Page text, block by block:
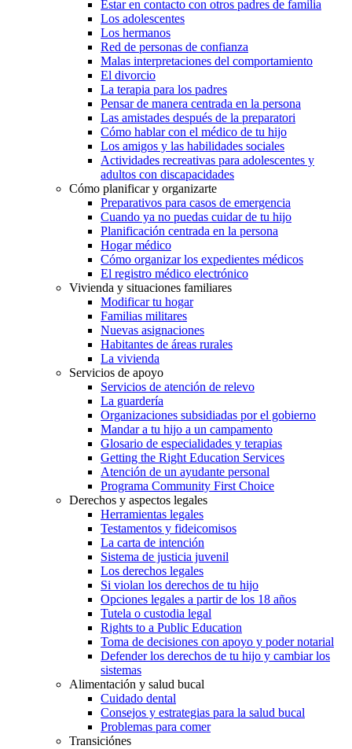
Estar en contacto con otros padres de familia
Los adolescentes
Los hermanos
Red de personas de confianza
Malas interpretaciones del comportamiento
El divorcio
La terapia para los padres
Pensar de manera centrada en la persona
Las amistades después de la preparatori
Cómo hablar con el médico de tu hijo
Los amigos y las habilidades sociales
Actividades recreativas para adolescentes y
adultos con discapacidades
Cómo planificar y organizarte
Preparativos para casos de emergencia
Cuando ya no puedas cuidar de tu hijo
Planificación centrada en la persona
Hogar médico
Cómo organizar los expedientes médicos
El registro médico electrónico
Vivienda y situaciones familiares
Modificar tu hogar
Familias militares
Nuevas asignaciones
Habitantes de áreas rurales
La vivienda
Servicios de apoyo
Servicios de atención de relevo
La guardería
Organizaciones subsidiadas por el gobierno
Mandar a tu hijo a un campamento
Glosario de especialidades y terapias
Getting the Right Education Services
Atención de un ayudante personal
Programa Community First Choice
Derechos y aspectos legales
Herramientas legales
Testamentos y fideicomisos
La carta de intención
Sistema de justicia juvenil
Los derechos legales
Si violan los derechos de tu hijo
Opciones legales a partir de los 18 años
Tutela o custodia legal
Rights to a Public Education
Toma de decisiones con apoyo y poder notarial
Defender los derechos de tu hijo y cambiar los
sistemas
Alimentación y salud bucal
Cuidado dental
Consejos y estrategias para la salud bucal
Problemas para comer
Transiciónes